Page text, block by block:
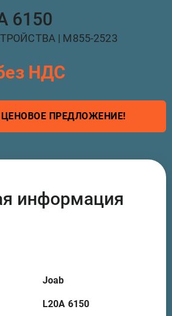
6150
| M855-2523
НДС
ПРЕДЛОЖЕНИЕ!
информация
Joab
L20A 6150